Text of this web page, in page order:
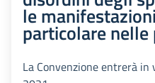
le
particolare
La Convenzione entrerà